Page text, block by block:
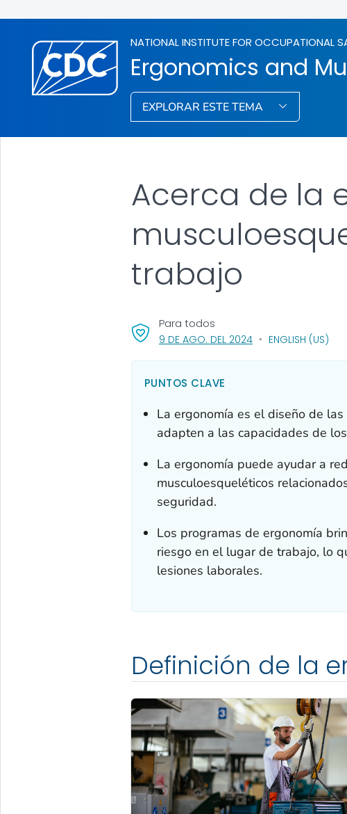
NATIONAL INSTITUTE FOR OCCUPATIONAL
Ergonomics and
EXPLORAR ESTE TEMA
Acerca de la
trabajo
9 DE AGO. DEL 2024, VISIT LINK FOR
ENGLISH (US)
Para todos
PUNTOS CLAVE
La ergonomía es el diseño de
adapten a las capacidades de
La ergonomía puede ayudar a
musculoesqueléticos
seguridad.
Los programas de ergonomía
riesgo en el lugar de trabajo, lo
lesiones laborales.
Definición de la